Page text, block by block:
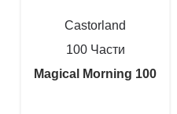
Castorland
100 Части
Magical Morning 100